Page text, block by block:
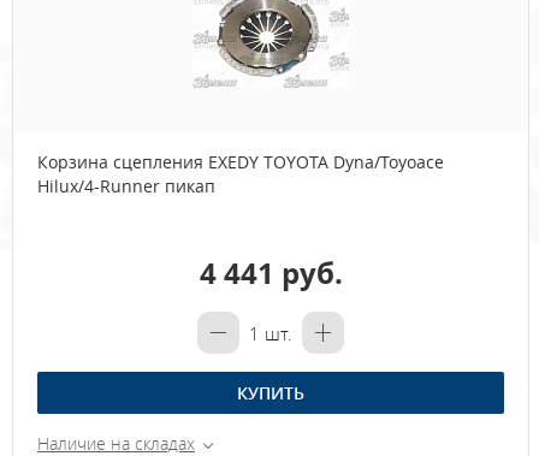
Корзина сцепления EXEDY TOYOTA Dyna/Toyoace
Hilux/4-Runner пикап
4 441 руб.
1 шт.
КУПИТЬ
Наличие на складах